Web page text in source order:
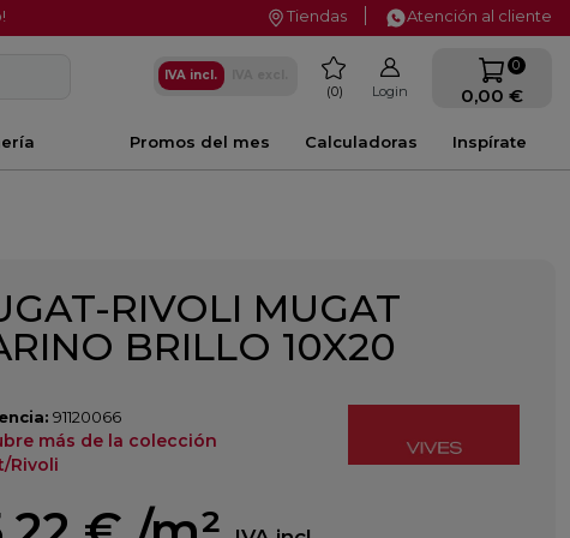
Tiendas Atención al cliente
IVA incl. favorite
0 Login
0
0,00 €
Inspírate
Calculadoras
Promos del mes
RIVOLI MUGAT
BRILLO 10X20
91120066
más de la colección
Rivoli